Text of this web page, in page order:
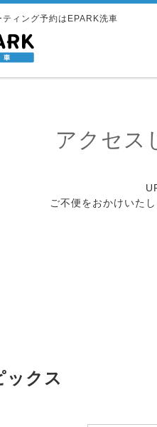
ティング予約はEPARK洗車
アクセス
ご不便をおかけいた
ックス